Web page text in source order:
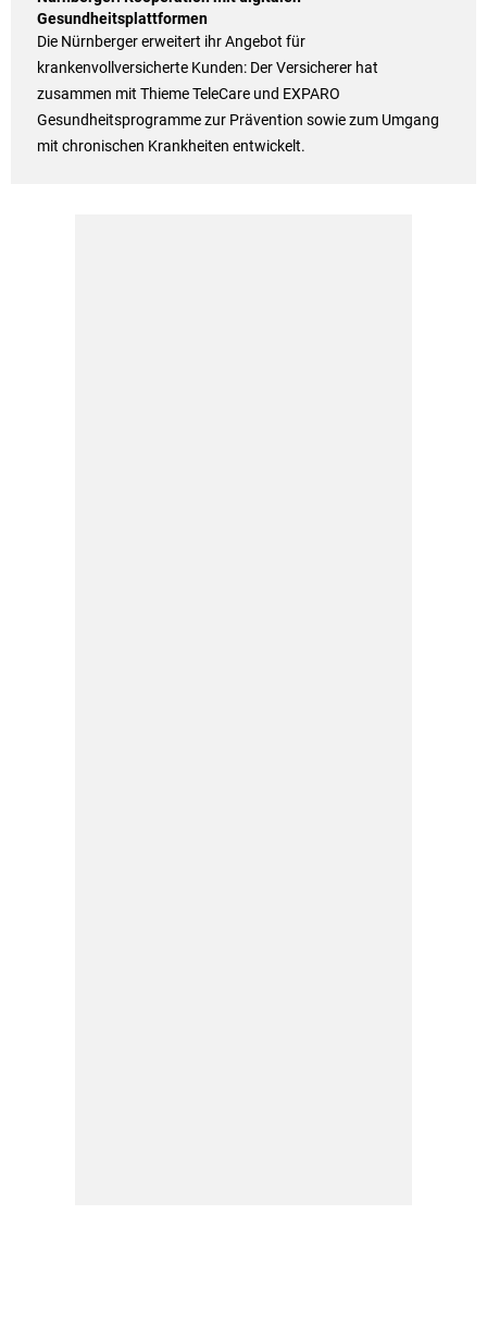
Gesundheitsplattformen
Die Nürnberger erweitert ihr Angebot für
krankenvollversicherte Kunden: Der Versicherer hat
zusammen mit Thieme TeleCare und EXPARO
Gesundheitsprogramme zur Prävention sowie zum Umgang
mit chronischen Krankheiten entwickelt.